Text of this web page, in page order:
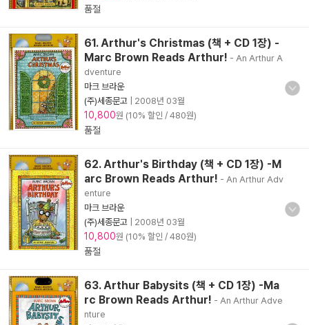
품절
61. Arthur's Christmas (책 + CD 1장) -
Marc Brown Reads Arthur! - An Arthur A
dventure
마크 브라운
(주)세종문고
2008년 03월
10,800원 (10% 할인 / 480원)
품절
62. Arthur's Birthday (책 + CD 1장) -M
arc Brown Reads Arthur! - An Arthur Adv
enture
마크 브라운
(주)세종문고
2008년 03월
10,800원 (10% 할인 / 480원)
품절
63. Arthur Babysits (책 + CD 1장) -Ma
rc Brown Reads Arthur! - An Arthur Adve
nture